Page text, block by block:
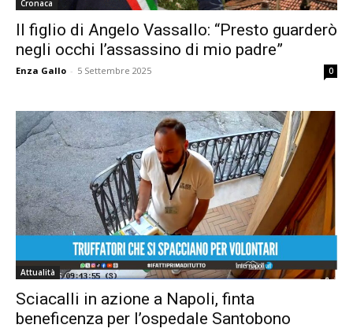
Cronaca
Il figlio di Angelo Vassallo: “Presto guarderò
negli occhi l’assassino di mio padre”
Enza Gallo - 5 Settembre 2025 0
Attualità
Sciacalli in azione a Napoli, finta
beneficenza per l’ospedale Santobono